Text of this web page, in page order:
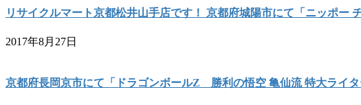
リサイクルマート京都松井山手店です！ 京都府城陽市にて「ニッポ
2017年8月27日
京都府長岡京市にて「ドラゴンボールZ 勝利の悟空 亀仙流 特大ライ